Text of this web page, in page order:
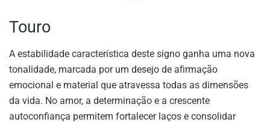
Touro
A estabilidade característica deste signo ganha uma nova
tonalidade, marcada por um desejo de afirmação
emocional e material que atravessa todas as dimensões
da vida. No amor, a determinação e a crescente
autoconfiança permitem fortalecer laços e consolidar